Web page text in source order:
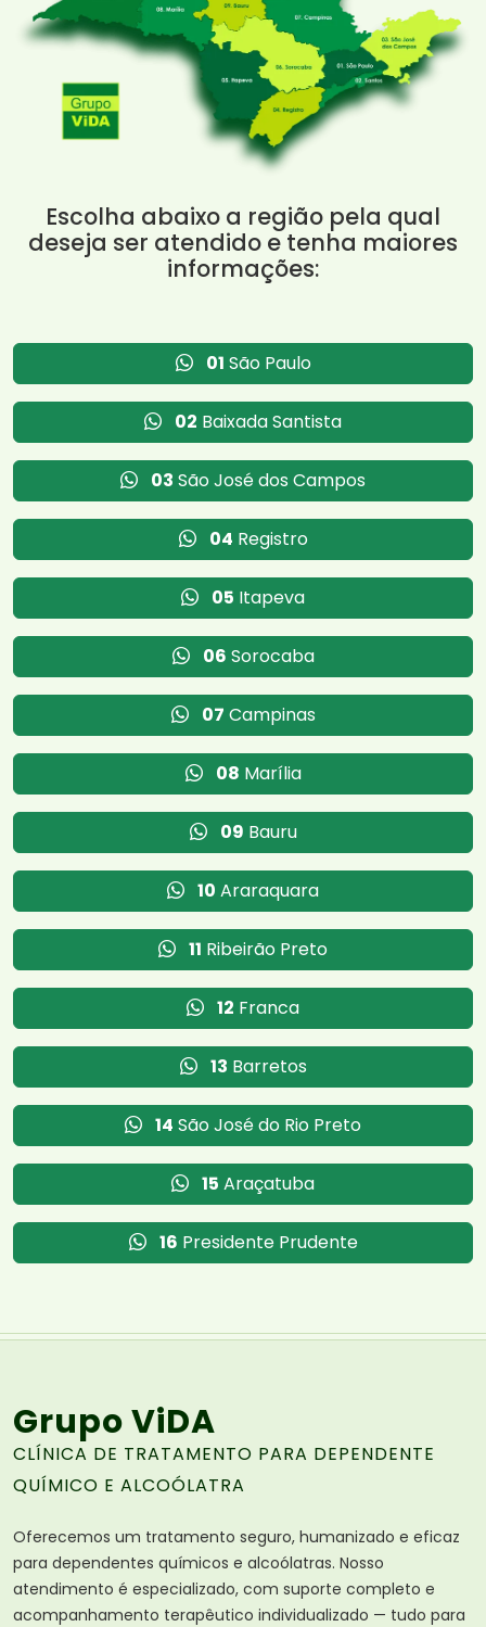
Escolha abaixo a região pela qual
deseja ser atendido e tenha maiores
informações:
01 São Paulo
02 Baixada Santista
03 São José dos Campos
04 Registro
05 Itapeva
06 Sorocaba
07 Campinas
08 Marília
09 Bauru
10 Araraquara
11 Ribeirão Preto
12 Franca
13 Barretos
14 São José do Rio Preto
15 Araçatuba
16 Presidente Prudente
Grupo ViDA
CLÍNICA DE TRATAMENTO PARA DEPENDENTE
QUÍMICO E ALCOÓLATRA
Oferecemos um tratamento seguro, humanizado e eficaz
para dependentes químicos e alcoólatras. Nosso
atendimento é especializado, com suporte completo e
acompanhamento terapêutico individualizado — tudo para